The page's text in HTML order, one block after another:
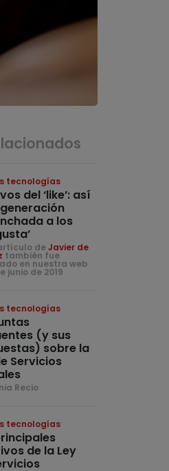
tecnologías
del ‘like’: así
a los
deJavier de
también fue
en nuestra web
junio de 2019
tecnologías
(y sus
sobre la
Servicios
Recio
tecnologías
de la Ley